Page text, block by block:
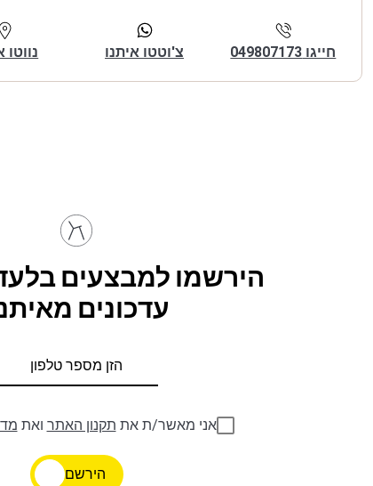
חייגו 049807173 צ'וטטו איתנו נווטו
הירשמו למבצעים
עדכונים
אני מאשר/ת את תקנון האתר ואת
הירשם